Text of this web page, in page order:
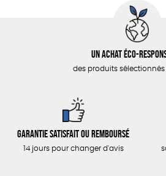
Un achat éco-
des produits
Garantie satisfait ou remboursé
14 jours pour changer d'avis